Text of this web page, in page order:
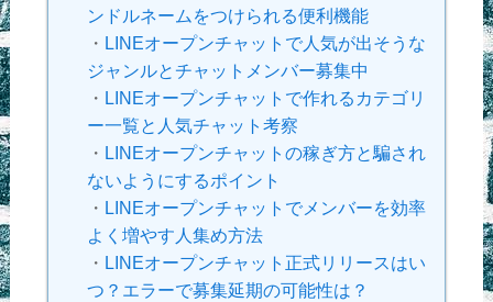
ンドルネームをつけられる便利機能
・ LINEオープンチャットで人気が出そうな
ジャンルとチャットメンバー募集中
・ LINEオープンチャットで作れるカテゴリ
ー一覧と人気チャット考察
・ LINEオープンチャットの稼ぎ方と騙され
ないようにするポイント
・ LINEオープンチャットでメンバーを効率
よく増やす人集め方法
・ LINEオープンチャット正式リリースはい
つ？エラーで募集延期の可能性は？